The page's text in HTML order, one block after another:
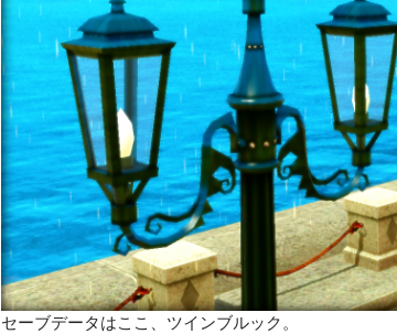
セーブデータはここ、ツインブルック。